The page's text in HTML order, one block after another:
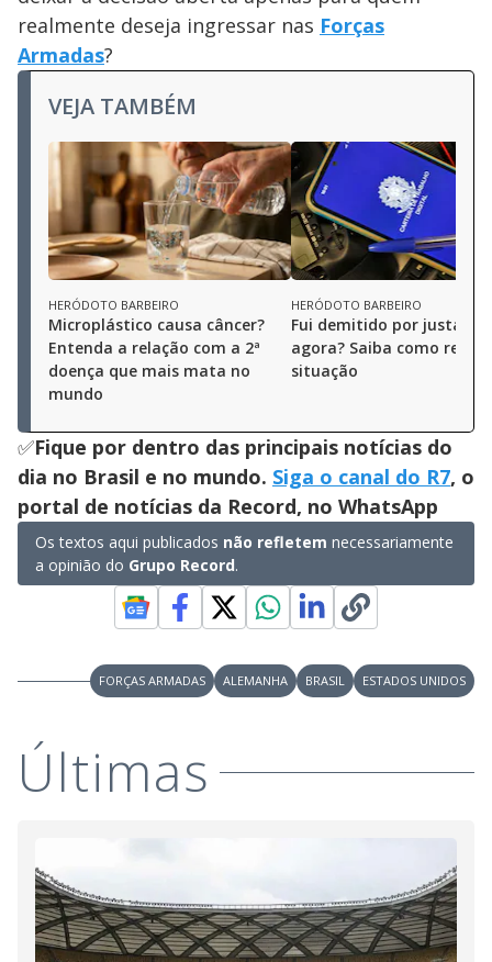
realmente deseja ingressar nas Forças
Armadas?
VEJA TAMBÉM
HERÓDOTO BARBEIRO
Microplástico causa câncer?
Entenda a relação com a 2ª
doença que mais mata no
mundo
HERÓDOTO BARBEIRO
Fui demitido por justa
agora? Saiba como
situação
✅Fique por dentro das principais notícias do
dia no Brasil e no mundo. Siga o canal do R7, o
portal de notícias da Record, no WhatsApp
Os textos aqui publicados não refletem necessariamente
a opinião do Grupo Record.
FORÇAS ARMADAS ALEMANHA BRASIL ESTADOS UNIDOS
Últimas